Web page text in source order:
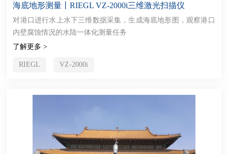
海底地形测量丨RIEGL VZ-2000i三维激光扫描仪
对港口进行水上水下三维数据采集，生成海底地形图，观察港口
内壁腐蚀情况的水陆一体化测量任务
了解更多 >
RIEGL VZ-2000i